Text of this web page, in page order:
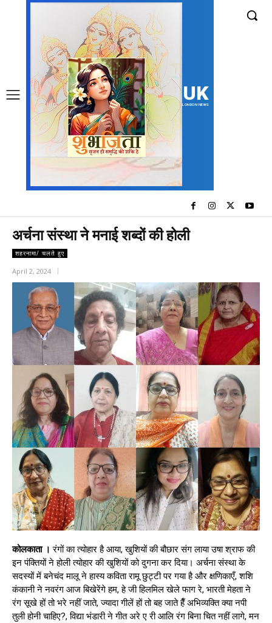
UK
LONDON NEWS
अर्चना संस्था ने मनाई शब्दों की होली
शहरनामा/ चलते हुए
April 2, 2024
कोलकाता । रंगों का त्योहार है आया, खुशियों की बौछार संग लाया उषा श्राफ की
इन पंक्तियों ने होली त्योहार की खुशियों को दुगना कर दिया। अर्चना संस्था के
सदस्यों में बनेचंद मालू ने हास्य कविता रामू छुट्टी पर गया है और क्षणिकाएँ, शशि
कंकानी ने नवरंग आज बिखेरेंगे हम, हे जी हिलमिल खेले फाग रे, भारती मेहता ने
रंग सूखे हों तो भरे नहीं जाते, ज्यादा गीलें हों तो बह जाते हैँ अभिव्यक्ति क्या नपी
तुली होनी चाहिए?, विद्या भंडारी ने गीत अरे ए री आलि रंग बिना चित नहीं लागे, मन